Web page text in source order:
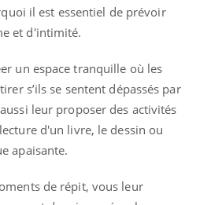
il est essentiel de prévoir
et d'intimité.
un espace tranquille où les
s’ils se sentent dépassés par
leur proposer des activités
d'un livre, le dessin ou
apaisante.
de répit, vous leur